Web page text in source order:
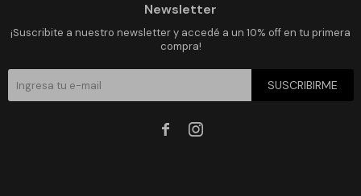
Newsletter
¡Suscribite a nuestro newsletter y accedé a un 10% off en tu primera
compra!
SUSCRIBIRME
 